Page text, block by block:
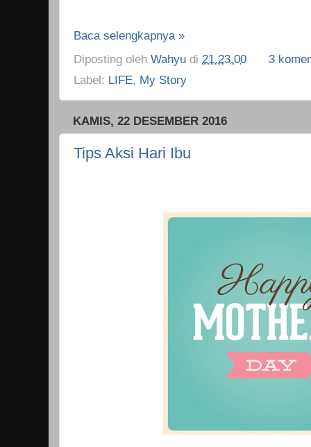
Baca selengkapnya »
Diposting oleh Wahyu di 21.23.00
3
Label: LIFE, My Story
KAMIS, 22 DESEMBER 2016
Tips Aksi Hari Ibu